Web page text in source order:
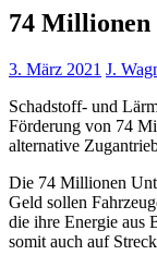
74
3. März 2021 J.
Schadstoff- und
Förderung von 74
alternative
Die 74 Millionen
Geld sollen
die ihre Energie aus
somit auch auf